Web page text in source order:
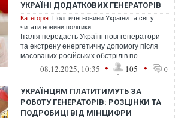
УКРАЇНІ ДОДАТКОВИХ ГЕНЕРАТОРІВ
Категорія: Політичні новини України та світу:
читати новини політики
Італія передасть Україні нові генератори
та екстрену енергетичну допомогу після
масованих російських обстрілів по
енергетиці країни
08.12.2025, 10:35 • 105 • 0
УКРАЇНЦЯМ ПЛАТИТИМУТЬ ЗА
РОБОТУ ГЕНЕРАТОРІВ: РОЗЦІНКИ ТА
ПОДРОБИЦІ ВІД МІНЦИФРИ